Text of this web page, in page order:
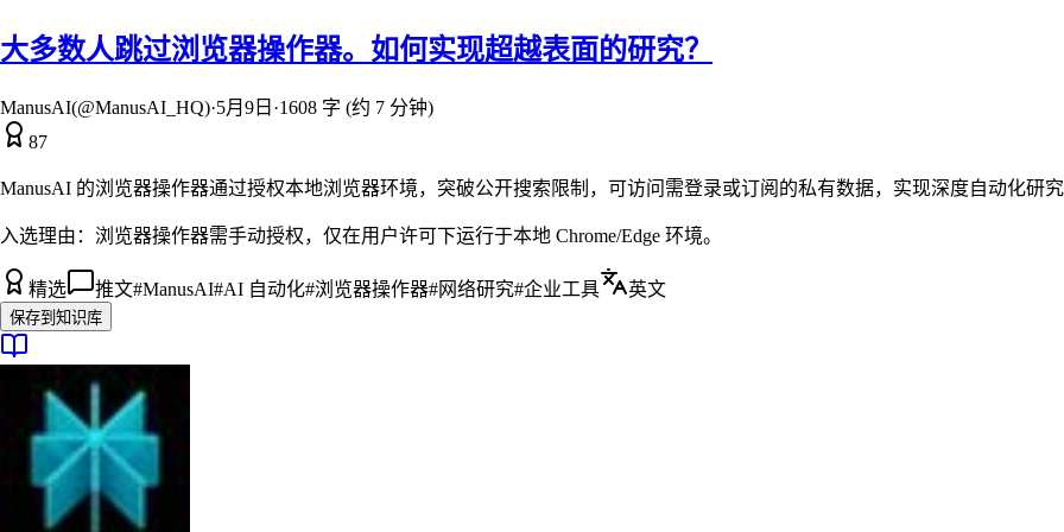
大多数人跳过浏览器操作器。如何实现超越表面的研究？
ManusAI(@ManusAI_HQ)·5月9日 ·1608 字 (约 7 分钟)
87
ManusAI 的浏览器操作器通过授权本地浏览器环境，突破公开搜索限制，可访问需登录或订阅的私有数据，实现深度自动化研究
入选理由： 浏览器操作器需手动授权，仅在用户许可下运行于本地 Chrome/Edge 环境。
精选 推文#ManusAI#AI 自动化#浏览器操作器#网络研究#企业工具 英文
保存到知识库